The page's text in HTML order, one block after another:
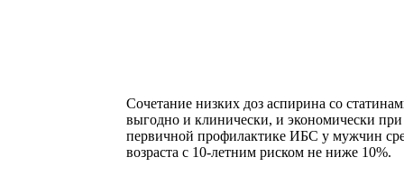
Сочетание низких доз аспирина со
выгодно и клинически, и экономически при
первичной профилактике ИБС у мужчин
возраста с 10-летним риском не ниже 10%.